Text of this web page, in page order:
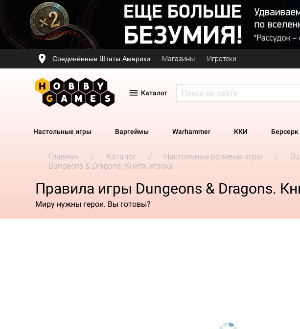
Соединённые Штаты Америки Магазины Игротеки
Каталог
Настольные игры Варгеймы Warhammer ККИ Берсерк
Главная Каталог Настольные ролевые игры
Dungeons & Dragons. Книга игрока
Правила игры Dungeons & Dragons.
Миру нужны герои. Вы готовы?